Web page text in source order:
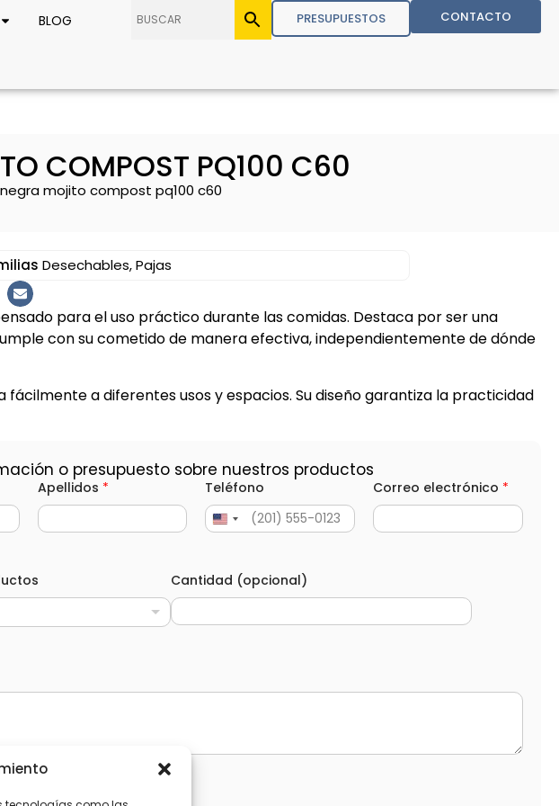
BLOG PRESUPUESTOS CONTACTO
COMPOST PQ100 C60
mojito compost pq100 c60
Desechables,Pajas
para el uso práctico durante las comidas. Destaca por ser una
con su cometido de manera efectiva, independientemente de dónde
fácilmente a diferentes usos y espacios. Su diseño garantiza la practicidad
o presupuesto sobre nuestros productos
Apellidos * Teléfono Correo electrónico *
Cantidad (opcional)